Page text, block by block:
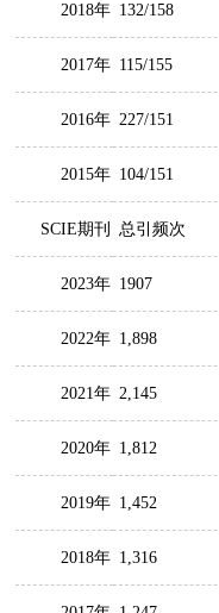
2018年 132/158
2017年 115/155
2016年 227/151
2015年 104/151
SCIE期刊 总引频次
2023年 1907
2022年 1,898
2021年 2,145
2020年 1,812
2019年 1,452
2018年 1,316